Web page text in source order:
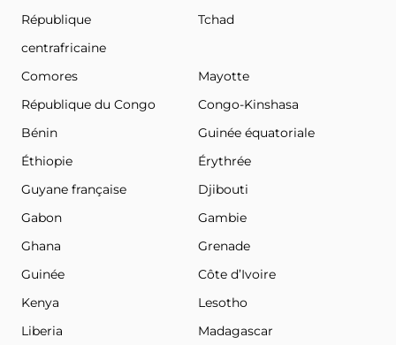
République
centrafricaine
Tchad
Comores
Mayotte
République du Congo
Congo-Kinshasa
Bénin
Guinée équatoriale
Éthiopie
Érythrée
Guyane française
Djibouti
Gabon
Gambie
Ghana
Grenade
Guinée
Côte d’Ivoire
Kenya
Lesotho
Liberia
Madagascar